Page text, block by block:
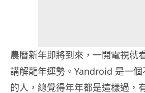
農曆新年即將到來，一開電視就
講解龍年運勢。Yandroid 是一
的人，總覺得年年都是這樣過，